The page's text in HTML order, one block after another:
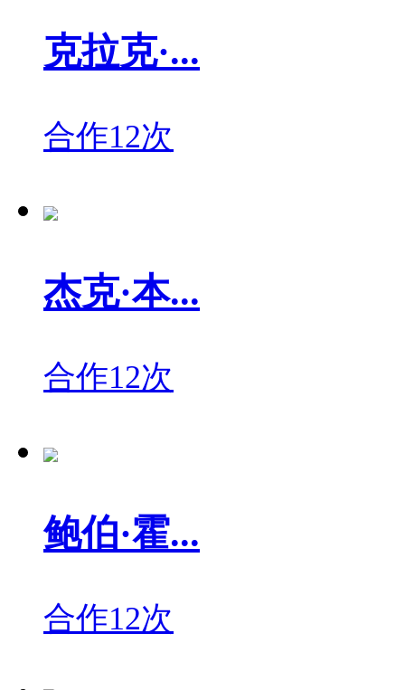
克拉克·...
合作12次
杰克·本...
合作12次
鲍伯·霍...
合作12次